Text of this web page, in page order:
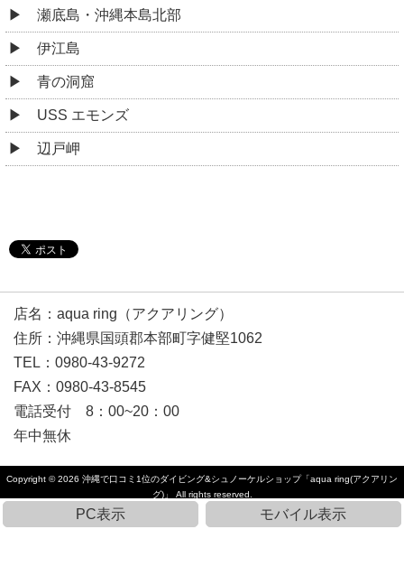
瀬底島・沖縄本島北部
伊江島
青の洞窟
USS エモンズ
辺戸岬
店名：aqua ring（アクアリング）
住所：沖縄県国頭郡本部町字健堅1062
TEL：0980-43-9272
FAX：0980-43-8545
電話受付 8：00~20：00
年中無休
Copyright © 2026 沖縄で口コミ1位のダイビング&シュノーケルショップ「aqua ring(アクアリン
グ)」
All rights reserved.
PC表示 モバイル表示